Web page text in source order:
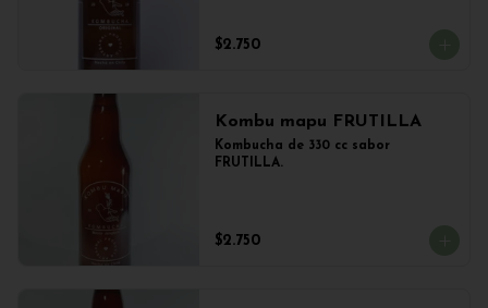
$2.750
Kombu mapu FRUTILLA
Kombucha de 330 cc sabor
FRUTILLA.
$2.750